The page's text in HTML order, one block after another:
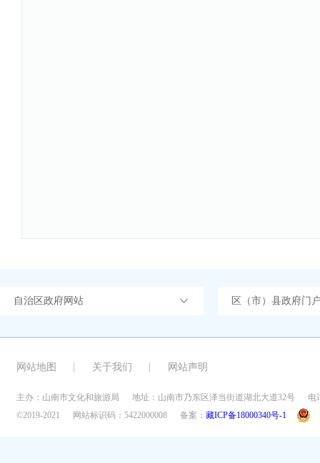
自治区政府网站 区（市）县政府门
网站地图 关于我们 网站声明
主办：山南市文化和旅游局 地址：山南市乃东区泽当街道湖北大道32号
电
©2019-2021
网站标识码：5422000008 备案： 藏ICP备18000340号-1